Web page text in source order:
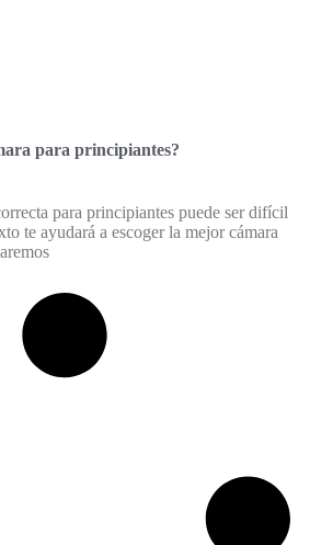
para principiantes?
para principiantes puede ser difícil
te ayudará a escoger la mejor cámara